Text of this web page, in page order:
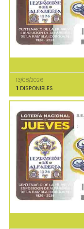
13/08/2026
1 DISPONIBLES